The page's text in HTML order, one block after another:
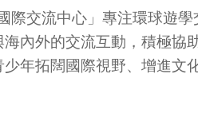
交流中心」專注環球遊學
內外的交流互動，積極協
年拓闊國際視野、增進文化